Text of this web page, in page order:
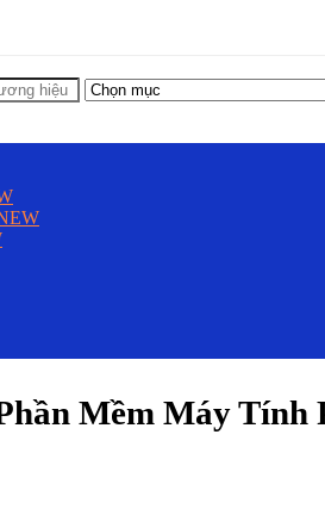
Mềm Máy Tính